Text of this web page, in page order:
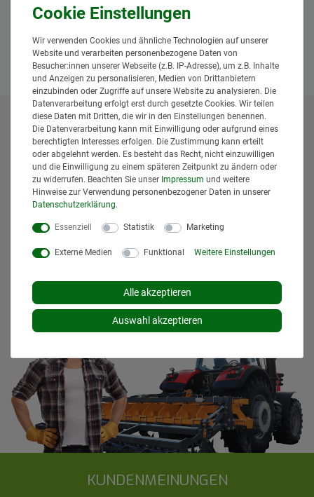
* Alle Preise inklusive gesetzlicher Mehrwertsteuer und
zuzüglichVersandkosten. Der Versand erfolgt bei vielen
Artikeln bei Bestellungen bis 14 Uhr und Sofortbezahlung
(z.B. PayPal) bereits am gleichen Werktag. Die angegebenen
Lieferzeiten gelten für Lieferungen innerhalb Deutschlands.
Die angezeigten Versandkosten beziehen sich auf den
Lieferland ausgewählt wurde. Versandkosten und
denVersandinformationen
KUNDENMEINUNGEN
Wir verwenden Cookies und ähnliche Technologien auf unserer
Website und verarbeiten personenbezogene Daten von
Besucher:innen unserer Webseite (z.B. IP-Adresse), um z.B. Inhalte
und Anzeigen zu personalisieren, Medien von Drittanbietern
einzubinden oder Zugriffe auf unsere Website zu analysieren. Die
Datenverarbeitung erfolgt erst durch gesetzte Cookies. Wir teilen
diese Daten mit Dritten, die wir in den Einstellungen benennen.
Die Datenverarbeitung kann mit Einwilligung oder aufgrund eines
berechtigten Interesses erfolgen. Die Zustimmung kann erteilt
oder abgelehnt werden. Es besteht das Recht, nicht einzuwilligen
und die Einwilligung zu einem späteren Zeitpunkt zu ändern oder
zu widerrufen. Beachten Sie unser Impressum und weitere
Hinweise zur Verwendung personenbezogener Daten in unserer
Daten­schutz­erklärung.
Essenziell Statistik Marketing
Externe Medien Funktional Weitere Einstellungen
Alle akzeptieren
Auswahl akzeptieren